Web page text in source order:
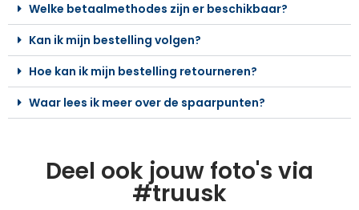
Welke betaalmethodes zijn er beschikbaar?
Kan ik mijn bestelling volgen?
Hoe kan ik mijn bestelling retourneren?
Waar lees ik meer over de spaarpunten?
Deel ook jouw foto's via
#truusk